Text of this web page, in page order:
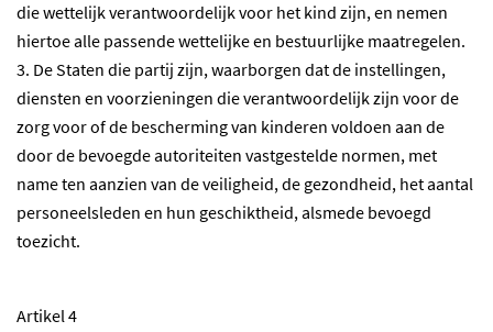
die wettelijk verantwoordelijk voor het kind zijn, en nemen
hiertoe alle passende wettelijke en bestuurlijke maatregelen.
3. De Staten die partij zijn, waarborgen dat de instellingen,
diensten en voorzieningen die verantwoordelijk zijn voor de
zorg voor of de bescherming van kinderen voldoen aan de
door de bevoegde autoriteiten vastgestelde normen, met
name ten aanzien van de veiligheid, de gezondheid, het aantal
personeelsleden en hun geschiktheid, alsmede bevoegd
toezicht.
Artikel 4